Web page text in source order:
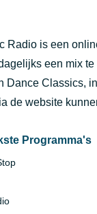
de Groot
Boss
Ross
niet hoe
Radio is een
een mix
Dance Classics,
de website
Programma's